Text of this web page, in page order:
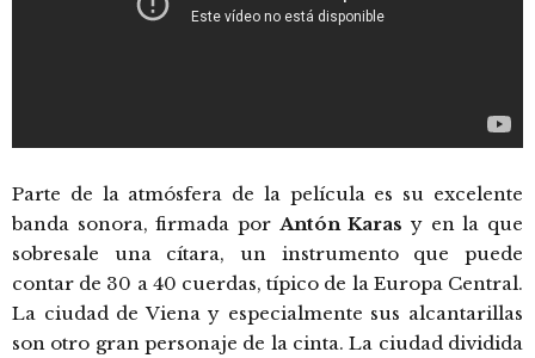
Parte de la atmósfera de la película es su excelente
banda sonora, firmada por Antón Karas y en la que
sobresale una cítara, un instrumento que puede
contar de 30 a 40 cuerdas, típico de la Europa Central.
La ciudad de Viena y especialmente sus alcantarillas
son otro gran personaje de la cinta. La ciudad dividida